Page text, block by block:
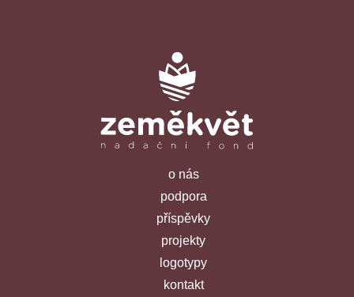
o nás
podpora
příspěvky
projekty
logotypy
kontakt